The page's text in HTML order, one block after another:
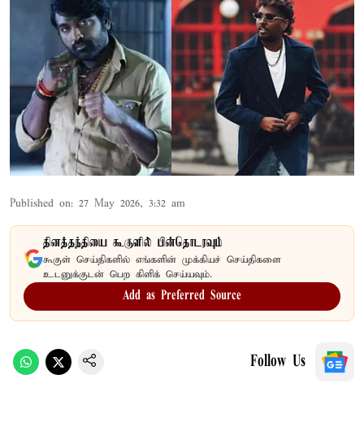
Published on: 27 May 2026, 3:32 am
தினத்தந்தியை கூகுளில் பின்தொடரவும்
கூகுள் செய்திகளில் எங்களின் முக்கியச் செய்திகளை
உடனுக்குடன் பெற கிளிக் செய்யவும்.
Add as Preferred Source
Follow Us